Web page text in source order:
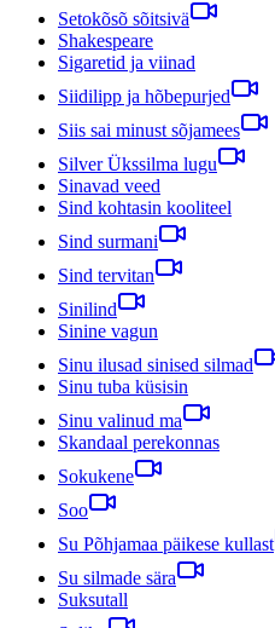
Setokõsõ sõitsivä
Shakespeare
Sigaretid ja viinad
Siidilipp ja hõbepurjed
Siis sai minust sõjamees
Silver Ükssilma lugu
Sinavad veed
Sind kohtasin kooliteel
Sind surmani
Sind tervitan
Sinilind
Sinine vagun
Sinu ilusad sinised silmad
Sinu tuba küsisin
Sinu valinud ma
Skandaal perekonnas
Sokukene
Soo
Su Põhjamaa päikese kullast
Su silmade sära
Suksutall